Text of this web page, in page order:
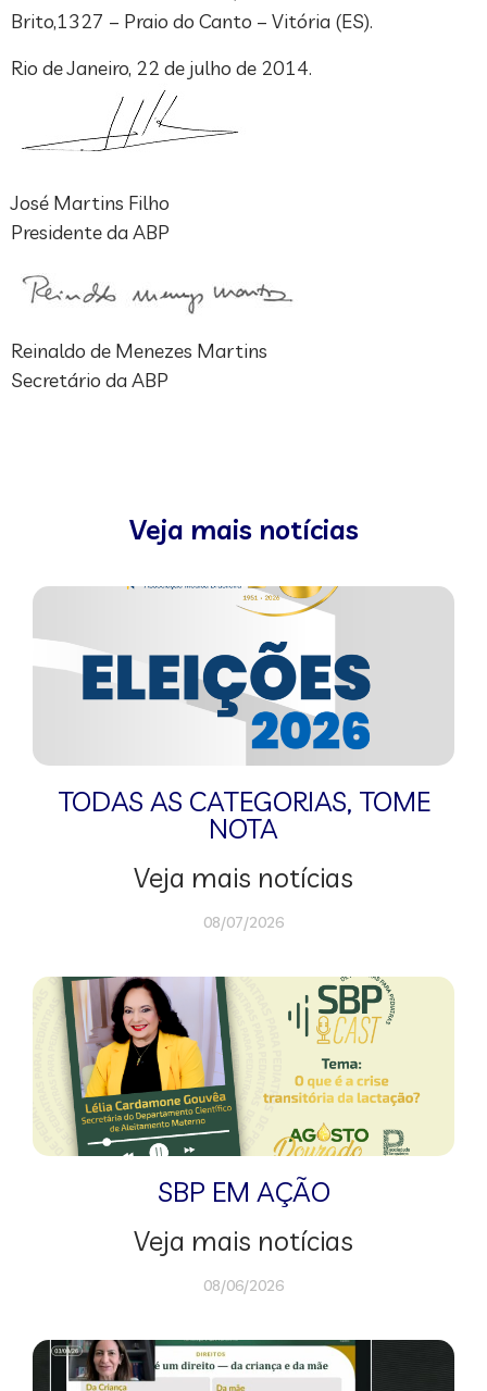
Brito,1327 – Praio do Canto – Vitória (ES).
Rio de Janeiro, 22 de julho de 2014.
José Martins Filho
Presidente da ABP
Reinaldo de Menezes Martins
Secretário da ABP
Veja mais notícias
TODAS AS CATEGORIAS, TOME
NOTA
Veja mais notícias
08/07/2026
SBP EM AÇÃO
Veja mais notícias
08/06/2026